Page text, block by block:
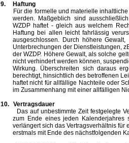
9.
Haftung
Für die formelle und materielle
werden. Maßgeblich sind
WZDP haftet - gleich aus welchem
Haftung bei allen leicht fahrlässig
ausgeschlossen. Durch höhere
Unterbrechungen der Dienstleistungen,
der WZDP. Höhere Gewalt, als solche
nicht verhindert werden können,
Wirkung. Überschreiten sich daraus
berechtigt, hinsichtlich des betroffenen
haftet nicht für allfällige Nachteile oder
im Zusammenhang mit einer allfälligen
10. Vertragsdauer
Das auf unbestimmte Zeit festgelegte
zum Ende eines jeden Kalenderjahres
verlängert sich das Vertragsverhältnis
erstmals mit Ende des nächstfolgenden